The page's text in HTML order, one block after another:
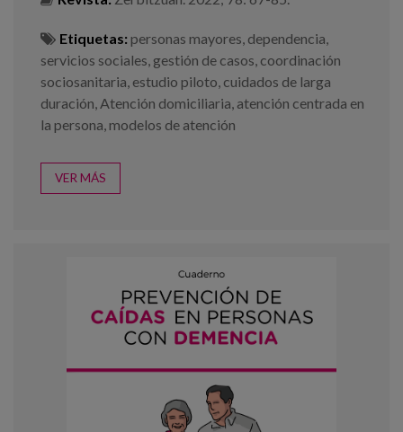
Etiquetas: personas mayores, dependencia,
servicios sociales, gestión de casos, coordinación
sociosanitaria, estudio piloto, cuidados de larga
duración, Atención domiciliaria, atención centrada en
la persona,modelos de atención
VER MÁS